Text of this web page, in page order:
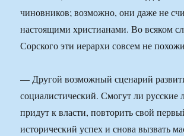
чиновников; возможно, они даже не
настоящими христианами. Во всяком
Сорского эти иерархи совсем не
— Другой возможный сценарий
социалистический. Смогут ли русские
придут к власти, повторить свой
исторический успех и снова вызвать